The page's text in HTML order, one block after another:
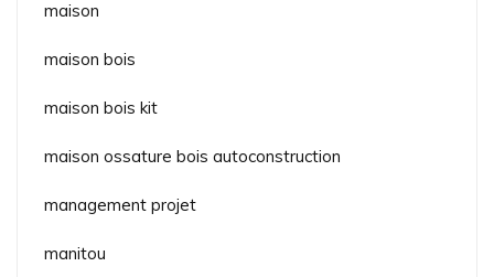
maison
maison bois
maison bois kit
maison ossature bois autoconstruction
management projet
manitou